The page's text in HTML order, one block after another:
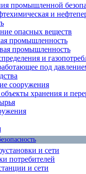
промышленной
и
опасных веществ
промышленность
промышленность
и
под
сооружения
хранения и
и сети
потребителей
и сети